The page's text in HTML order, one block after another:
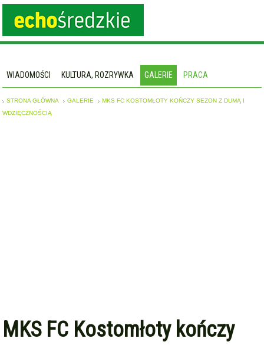
WIADOMOŚCI KULTURA, ROZRYWKA GALERIE PRACA
STRONA GŁÓWNA GALERIE
MKS FC KOSTOMŁOTY KOŃCZY SEZON Z DUMĄ I
WDZIĘCZNOŚCIĄ
MKS FC Kostomłoty kończy